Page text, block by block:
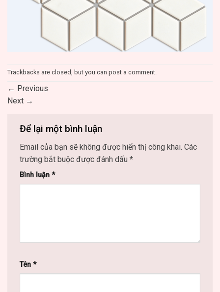
Trackbacks are closed, but you can post a comment.
← Previous
Next →
Để lại một bình luận
Email của bạn sẽ không được hiển thị công khai. Các
trường bắt buộc được đánh dấu *
Bình luận *
Tên *